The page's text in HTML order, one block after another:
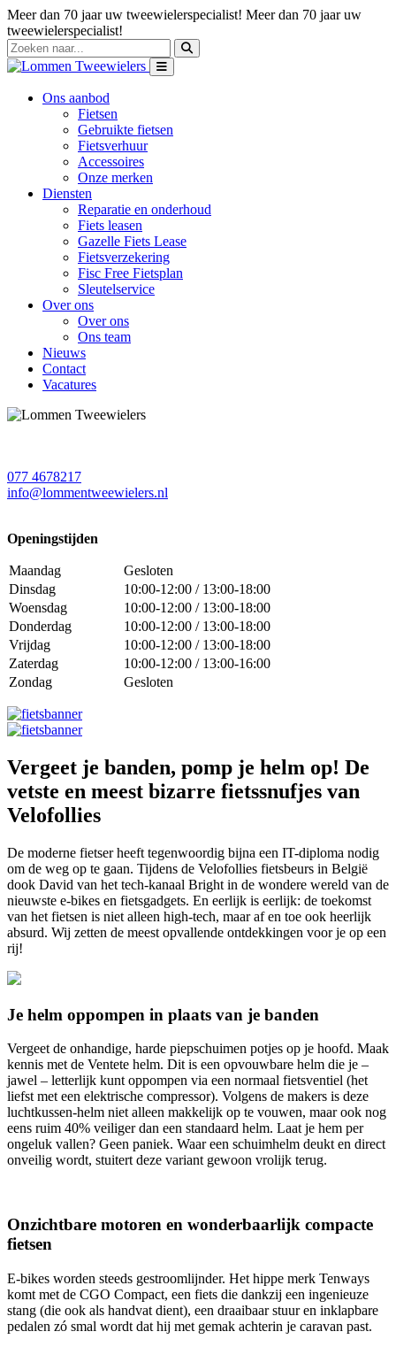
Meer dan 70 jaar uw tweewielerspecialist! Meer dan 70 jaar uw
tweewielerspecialist!
Ons aanbod
Fietsen
Gebruikte fietsen
Fietsverhuur
Accessoires
Onze merken
Diensten
Reparatie en onderhoud
Fiets leasen
Gazelle Fiets Lease
Fietsverzekering
Fisc Free Fietsplan
Sleutelservice
Over ons
Over ons
Ons team
Nieuws
Contact
Vacatures
077 4678217
info@lommentweewielers.nl
Openingstijden
Maandag
Gesloten
Dinsdag
10:00-12:00 / 13:00-18:00
Woensdag
10:00-12:00 / 13:00-18:00
Donderdag
10:00-12:00 / 13:00-18:00
Vrijdag
10:00-12:00 / 13:00-18:00
Zaterdag
10:00-12:00 / 13:00-16:00
Zondag
Gesloten
Vergeet je banden, pomp je helm op! De
vetste en meest bizarre fietssnufjes van
Velofollies
De moderne fietser heeft tegenwoordig bijna een IT-diploma nodig
om de weg op te gaan. Tijdens de Velofollies fietsbeurs in België
dook David van het tech-kanaal Bright in de wondere wereld van de
nieuwste e-bikes en fietsgadgets. En eerlijk is eerlijk: de toekomst
van het fietsen is niet alleen high-tech, maar af en toe ook heerlijk
absurd. Wij zetten de meest opvallende ontdekkingen voor je op een
rij!
Je helm oppompen in plaats van je banden
Vergeet de onhandige, harde piepschuimen potjes op je hoofd. Maak
kennis met de Ventete helm. Dit is een opvouwbare helm die je –
jawel – letterlijk kunt oppompen via een normaal fietsventiel (het
liefst met een elektrische compressor). Volgens de makers is deze
luchtkussen-helm niet alleen makkelijk op te vouwen, maar ook nog
eens ruim 40% veiliger dan een standaard helm. Laat je hem per
ongeluk vallen? Geen paniek. Waar een schuimhelm deukt en direct
onveilig wordt, stuitert deze variant gewoon vrolijk terug.
Onzichtbare motoren en wonderbaarlijk compacte
fietsen
E-bikes worden steeds gestroomlijnder. Het hippe merk Tenways
komt met de CGO Compact, een fiets die dankzij een ingenieuze
stang (die ook als handvat dient), een draaibaar stuur en inklapbare
pedalen zó smal wordt dat hij met gemak achterin je caravan past.